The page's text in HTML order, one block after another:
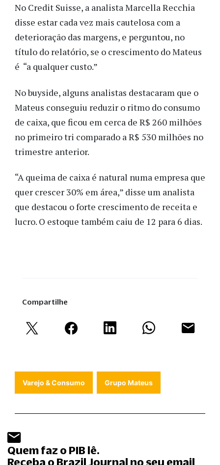
No Credit Suisse, a analista Marcella Recchia
disse estar cada vez mais cautelosa com a
deterioração das margens, e perguntou, no
título do relatório, se o crescimento do Mateus
é “a qualquer custo.”
No buyside, alguns analistas destacaram que o
Mateus conseguiu reduzir o ritmo do consumo
de caixa, que ficou em cerca de R$ 260 milhões
no primeiro tri comparado a R$ 530 milhões no
trimestre anterior.
“A queima de caixa é natural numa empresa que
quer crescer 30% em área,” disse um analista
que destacou o forte crescimento de receita e
lucro. O estoque também caiu de 12 para 6 dias.
Compartilhe
Varejo & Consumo Grupo Mateus
Quem faz o PIB lê.
Receba o Brazil Journal no seu email